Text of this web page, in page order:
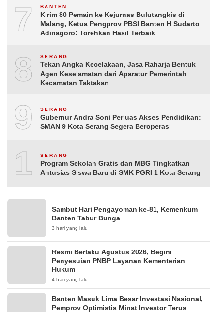
7 BANTEN
Kirim 80 Pemain ke Kejurnas Bulutangkis di
Malang, Ketua Pengprov PBSI Banten H Sudarto
Adinagoro: Torehkan Hasil Terbaik
8 SERANG
Tekan Angka Kecelakaan, Jasa Raharja Bentuk
Agen Keselamatan dari Aparatur Pemerintah
Kecamatan Taktakan
9 SERANG
Gubernur Andra Soni Perluas Akses Pendidikan:
SMAN 9 Kota Serang Segera Beroperasi
10SERANG
Program Sekolah Gratis dan MBG Tingkatkan
Antusias Siswa Baru di SMK PGRI 1 Kota Serang
Sambut Hari Pengayoman ke-81, Kemenkum
Banten Tabur Bunga
3 hari yang lalu
Resmi Berlaku Agustus 2026, Begini
Penyesuian PNBP Layanan Kementerian
Hukum
4 hari yang lalu
Banten Masuk Lima Besar Investasi Nasional,
Pemprov Optimistis Minat Investor Terus